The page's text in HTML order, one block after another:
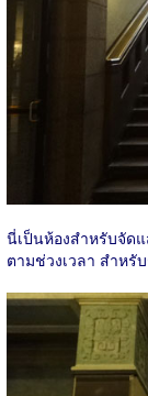
นี่เป็นห้องสำหรับจัด
ตามช่วงเวลา สำหรั